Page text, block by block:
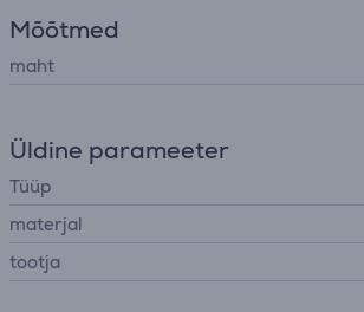
Mõõtmed
maht
Üldine parameeter
Tüüp
materjal
tootja